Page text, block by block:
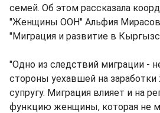
семей. Об этом рассказала
"Женщины ООН" Альфия
"Миграция и развитие в
"Одно из следствий миграции -
стороны уехавшей на
супругу. Миграция влияет и на
функцию женщины, которая не